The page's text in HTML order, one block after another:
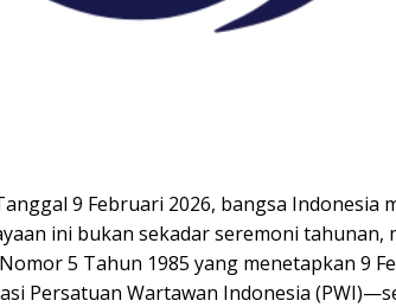
9 Februari 2026, bangsa Indonesia
ini bukan sekadar seremoni tahunan,
5 Tahun 1985 yang menetapkan 9
Persatuan Wartawan Indonesia